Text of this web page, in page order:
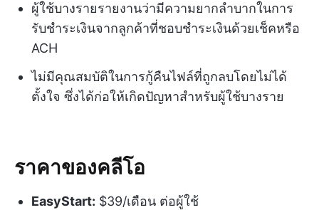
ผู้ใช้บางรายรายงานว่ามีความยากลำบากในการ
รับชำระเงินจากลูกค้าที่ชอบชำระเงินด้วยเช็คหรือ
ACH
ไม่มีคุณสมบัติในการกู้คืนไฟล์ที่ถูกลบโดยไม่ได้
ตั้งใจ ซึ่งได้ก่อให้เกิดปัญหาสำหรับผู้ใช้บางราย
ราคาของคลีโอ
EasyStart: $39/เดือน ต่อผู้ใช้